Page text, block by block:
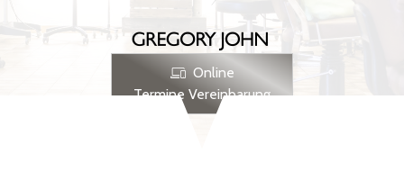
Online
Termine Vereinbarung